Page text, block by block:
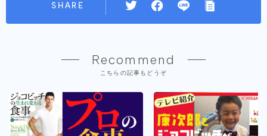
SHARE
Recommend
こちらの記事もどうぞ